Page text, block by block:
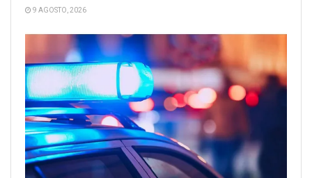
9 AGOSTO, 2026